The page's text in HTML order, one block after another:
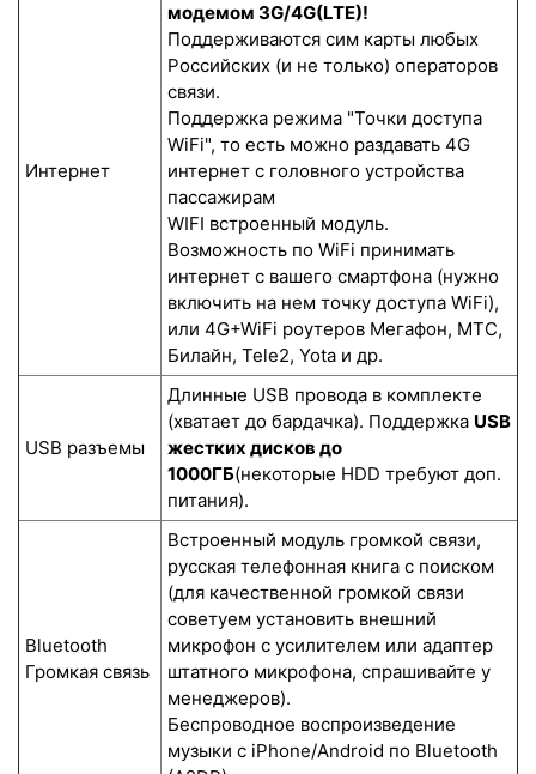
Интернет
модемом 3G/4G(LTE)!
Поддерживаются сим карты любых
Российских (и не только) операторов
связи.
Поддержка режима "Точки доступа
WiFi", то есть можно раздавать 4G
интернет с головного устройства
пассажирам
WIFI встроенный модуль.
Возможность по WiFi принимать
интернет с вашего смартфона (нужно
включить на нем точку доступа WiFi),
или 4G+WiFi роутеров Мегафон, МТС,
Билайн, Tele2, Yota и др.
USB разъемы
Длинные USB провода в комплекте
(хватает до бардачка). Поддержка USB
жестких дисков до
1000ГБ(некоторые HDD требуют доп.
питания).
Bluetooth
Громкая связь
Встроенный модуль громкой связи,
русская телефонная книга с поиском
(для качественной громкой связи
советуем установить внешний
микрофон с усилителем или адаптер
штатного микрофона, спрашивайте у
менеджеров).
Беспроводное воспроизведение
музыки с iPhone/Android по Bluetooth